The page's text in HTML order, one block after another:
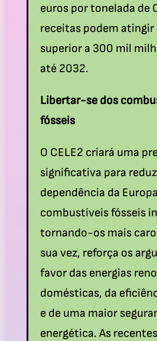
euros por tonelada de
receitas podem atingir
superior a 300 mil
até 2032.
Libertar-se dos
fósseis
O CELE2 criará uma
significativa para
dependência da
combustíveis fósseis
tornando-os mais
sua vez, reforça os
favor das energias
domésticas, da
e de uma maior
energética. As